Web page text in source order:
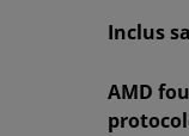
Inclus
AMD